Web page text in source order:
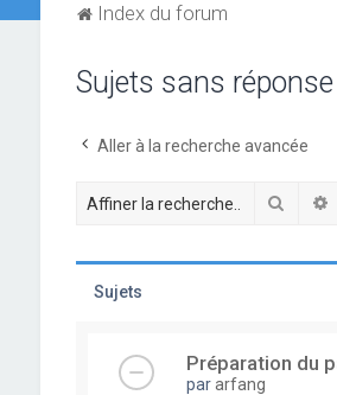
Index du forum
Sujets sans réponse
Aller à la recherche avancée
Sujets
Préparation du
pararfang